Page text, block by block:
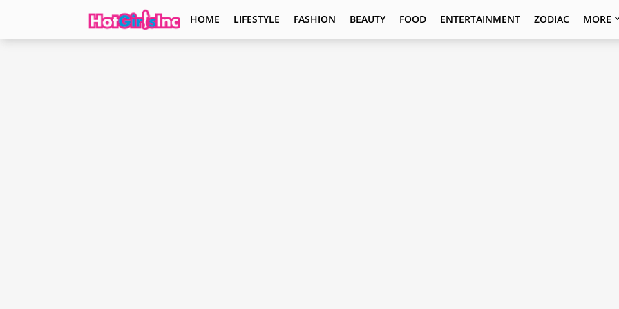
HOME LIFESTYLE FASHION BEAUTY FOOD ENTERTAINMENT ZODIAC MORE